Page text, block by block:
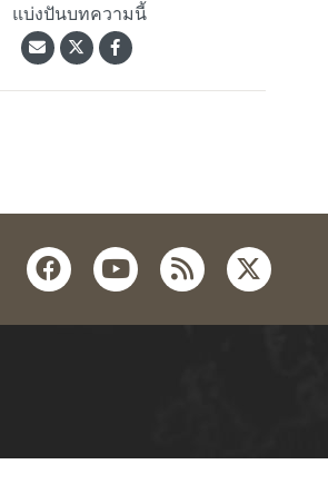
แบ่งปันบทความนี้
facebookyoutube
rss twitter